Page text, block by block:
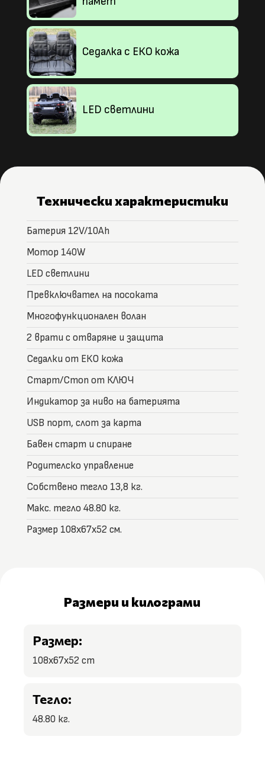
Седалка с ЕКО кожа
LED светлини
Технически характеристики
Батерия 12V/10Ah
Мотор 140W
LED светлини
Превключвател на посоката
Многофункционален волан
2 врати с отваряне и защита
Седалки от ЕКО кожа
Старт/Стоп от КЛЮЧ
Индикатор за ниво на батерията
USB порт, слот за карта
Бавен старт и спиране
Родителско управление
Собствено тегло 13,8 кг.
Макс. тегло 48.80 кг.
Размер 108x67x52 см.
Размери и килограми
Размер:
108x67x52 cm
Тегло:
48.80 кг.